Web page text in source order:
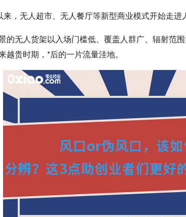
来，无人超市、无人餐厅等新型商业模式开始走进
的无人货架以入场门槛低、覆盖人群广、辐射范
贵时期，*后的一片流量洼地。